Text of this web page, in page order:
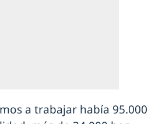
a trabajar había 95.000